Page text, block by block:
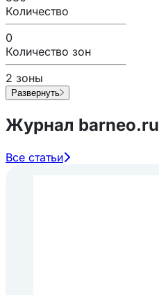
Количество
0
Количество зон
2 зоны
Развернуть
Журнал barneo.ru
Все статьи